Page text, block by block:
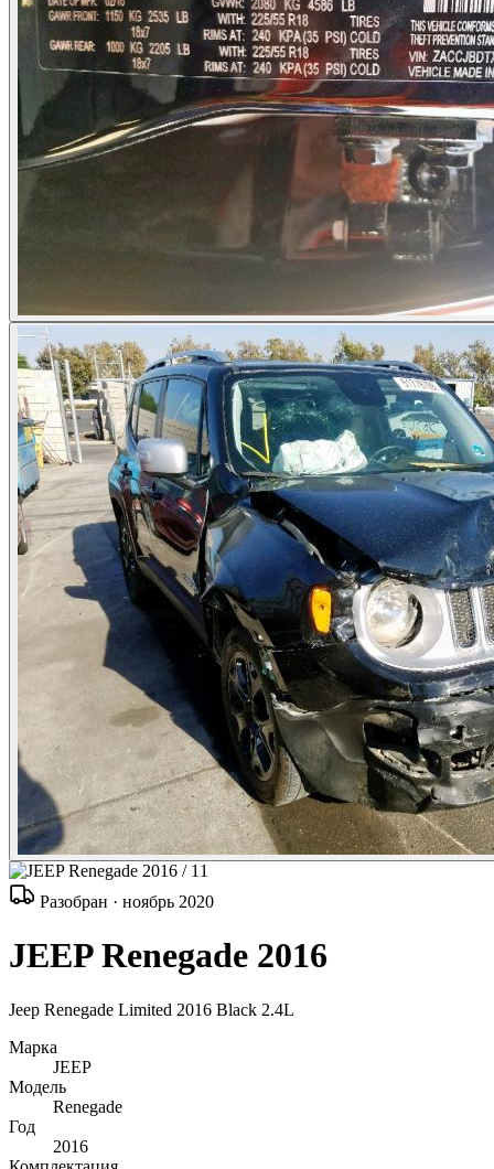
/ 11
Разобран · ноябрь 2020
JEEP Renegade 2016
Jeep Renegade Limited 2016 Black 2.4L
Марка
JEEP
Модель
Renegade
Год
2016